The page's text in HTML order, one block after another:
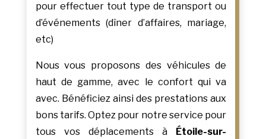
pour effectuer tout type de transport ou
d’événements (dîner d’affaires, mariage,
etc)
Nous vous proposons des véhicules de
haut de gamme, avec le confort qui va
avec. Bénéficiez ainsi des prestations aux
bons tarifs. Optez pour notre service pour
tous vos déplacements à Étoile-sur-